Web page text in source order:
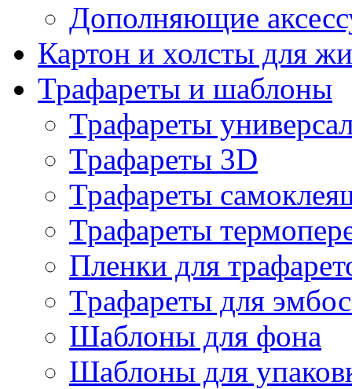
Дополняющие
Картон и холсты для
Трафареты и шаблоны
Трафареты
Трафареты 3D
Трафареты
Трафареты
Пленки для
Трафареты для
Шаблоны для фона
Шаблоны для